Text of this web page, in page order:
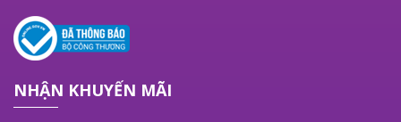
NHẬN KHUYẾN MÃI